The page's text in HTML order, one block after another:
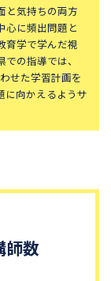
中等教育学校
育学校
と気持ちの両方
心に頻出問題と
育学で学んだ視
の指導では、
せた学習計画を
に向かえるようサ
師数